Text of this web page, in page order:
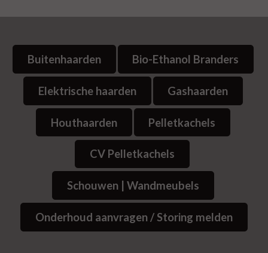
Buitenhaarden Bio-Ethanol Branders
Elektrische haarden Gashaarden
Houthaarden Pelletkachels
CV Pelletkachels
Schouwen | Wandmeubels
Onderhoud aanvragen / Storing melden